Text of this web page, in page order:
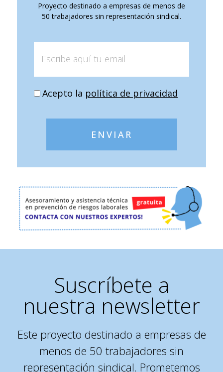
Proyecto destinado a empresas de menos de
50 trabajadores sin representación sindical.
Acepto la política de privacidad
ENVIAR
Suscríbete a
nuestra newsletter
Este proyecto destinado a empresas de
menos de 50 trabajadores sin
representación sindical. Prometemos